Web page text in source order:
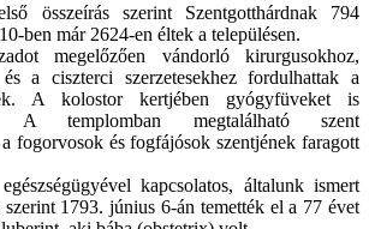
összeírás szerint Szentgotthárdnak 794
ben már 2624‑en éltek a településen.
megelőzően vándorló kirurgusokhoz,
a ciszterci szerzetesekhez fordulhattak a
A kolostor kertjében gyógyfüveket is
A templomban megtalálható szent
fogorvosok és fogfájósok szentjének faragott
kapcsolatos, általunk ismert
1793. június 6‑án temették el a 77 évet